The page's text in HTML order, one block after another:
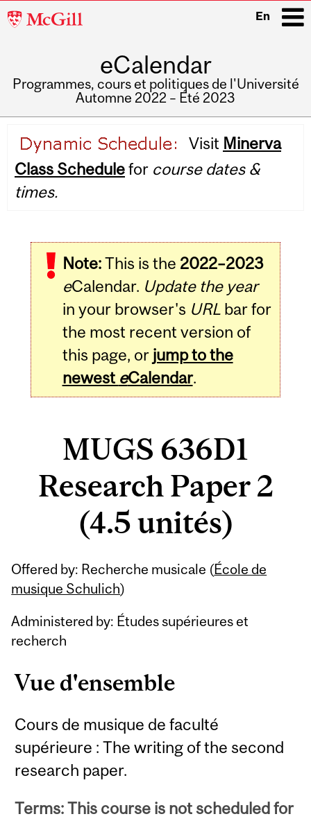
McGill
En
eCalendar
Programmes, cours et politiques de l'Université
Automne 2022 – Été 2023
navigation
Visit Minerva
Class Schedulefor course dates &
times.
Note:This is the 2022–2023
eCalendar. Update the year
in your browser's URLbar for
the most recent version of
this page, or jump to the
newest eCalendar.
MUGS 636D1
Research Paper 2
(4.5 unités)
Offered by: Recherche musicale (École de
musique Schulich)
Administered by: Études supérieures et
recherch
Vue d'ensemble
Cours de musique de faculté
supérieure : The writing of the second
research paper.
Terms: This course is not scheduled for
Related
Content